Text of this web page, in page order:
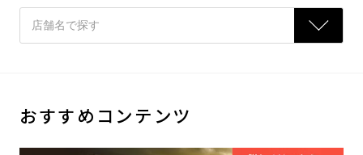
おすすめコンテンツ